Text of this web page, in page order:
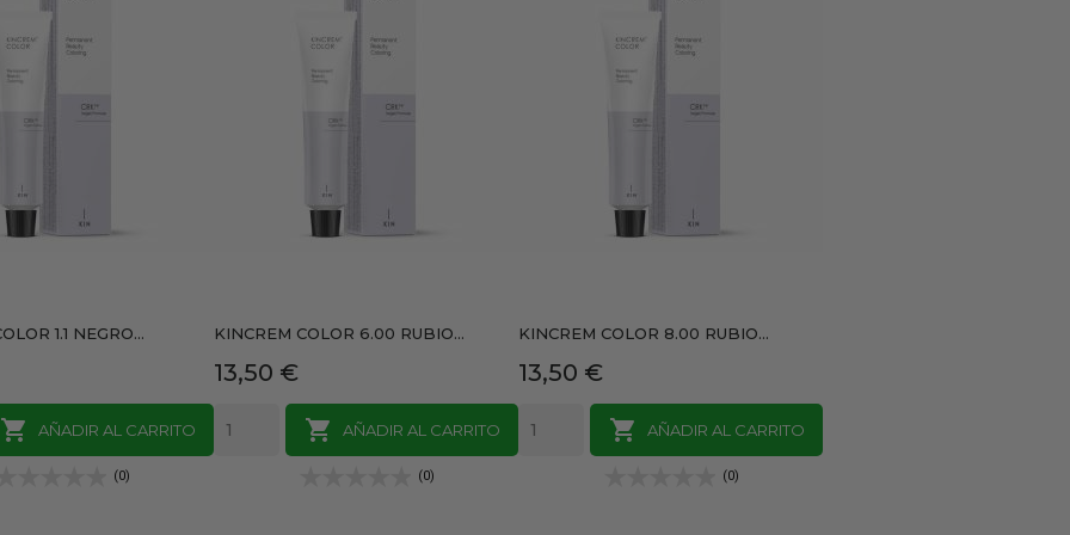
1.1 NEGRO...
 AÑADIR AL CARRITO
(0)
KINCREM COLOR 6.00 RUBIO...
Precio
13,50 €

AÑADIR AL CARRITO
(0)
KINCREM COLOR 8.00 RUBIO...
Precio
13,50 €

AÑADIR AL CARRITO
(0)